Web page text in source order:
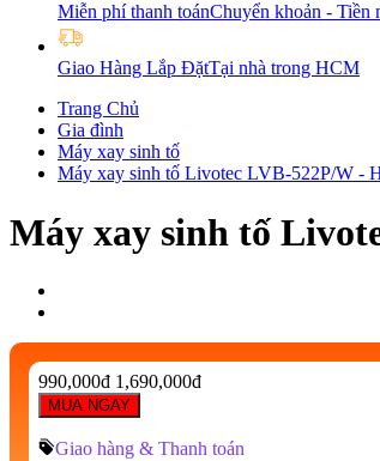
Miễn phí thanh toánChuyển khoản - Tiền
Giao Hàng Lắp ĐặtTại nhà trong HCM
Trang Chủ
Gia đình
Máy xay sinh tố
Máy xay sinh tố Livotec LVB-522P/W -
Máy xay sinh tố
990,000đ 1,690,000đ
MUA NGAY
Giao hàng & Thanh toán